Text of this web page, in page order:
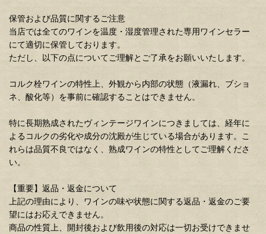
保管および品質に関するご注意
当店では全てのワインを温度・湿度管理された専用ワインセラー
にて適切に保管しております。
ただし、以下の点についてご理解とご了承をお願いいたします。
コルク栓ワインの特性上、外観から内部の状態（液漏れ、ブショ
ネ、酸化等）を事前に確認することはできません。
特に長期熟成されたヴィンテージワインにつきましては、経年に
よるコルクの劣化や成分の沈殿が生じている場合があります。こ
れらは品質不良ではなく、熟成ワインの特性としてご理解くださ
い。
【重要】返品・返金について
上記の理由により、ワインの味や状態に関する返品・返金のご要
望にはお応えできません。
商品の性質上、開封後および飲用後の対応は一切お受けできませ